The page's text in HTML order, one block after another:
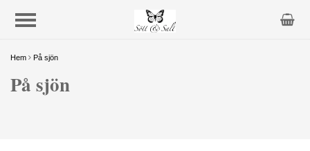
Hem På sjön
På sjön